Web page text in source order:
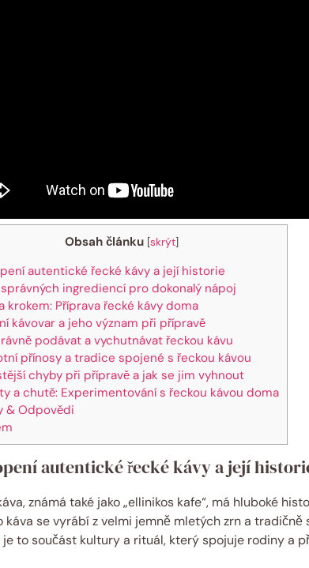
Obsah článku [skrýt]
autentické řecké kávy a její historie
ingrediencí pro dokonalý nápoj
krokem: Příprava řecké kávy doma
kávovar a jeho význam při přípravě
podávat a vychutnávat řeckou kávu
přínosy a tradice spojené s řeckou kávou
chyby při přípravě a jak se jim vyhnout
a chutě: Experimentování s řeckou kávou doma
& Odpovědi
autentické řecké kávy a její
známá také jako „ellinikos kafe“, má hluboké
káva se vyrábí z velmi jemně mletých zrn a
to součást kultury a rituál, který spojuje rodiny a